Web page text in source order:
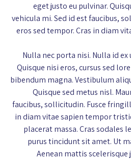
eget justo eu pulvinar.
vehicula mi. Sed id est faucibus,
eros sed tempor. Cras in diam
Nulla nec porta nisi. Nulla id
Quisque nisi eros, cursus sed
bibendum magna. Vestibulum
Quisque sed metus nisl.
faucibus, sollicitudin. Fusce
in diam vitae sapien tempor
placerat massa. Cras sodales
purus tincidunt sit amet. Ut
Aenean mattis